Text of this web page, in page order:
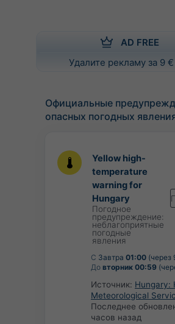
AD FREE
Удалите рекламу за 9 €
Официальные
опасных погодных
Yellow high-
temperature
warning for
Hungary
Погодное
предупреждение:
неблагоприятные
погодные
явления
С Завтра 01:00 (через
До вторник 00:59
Источник: Hungary:
Meteorological
Последнее
часов назад